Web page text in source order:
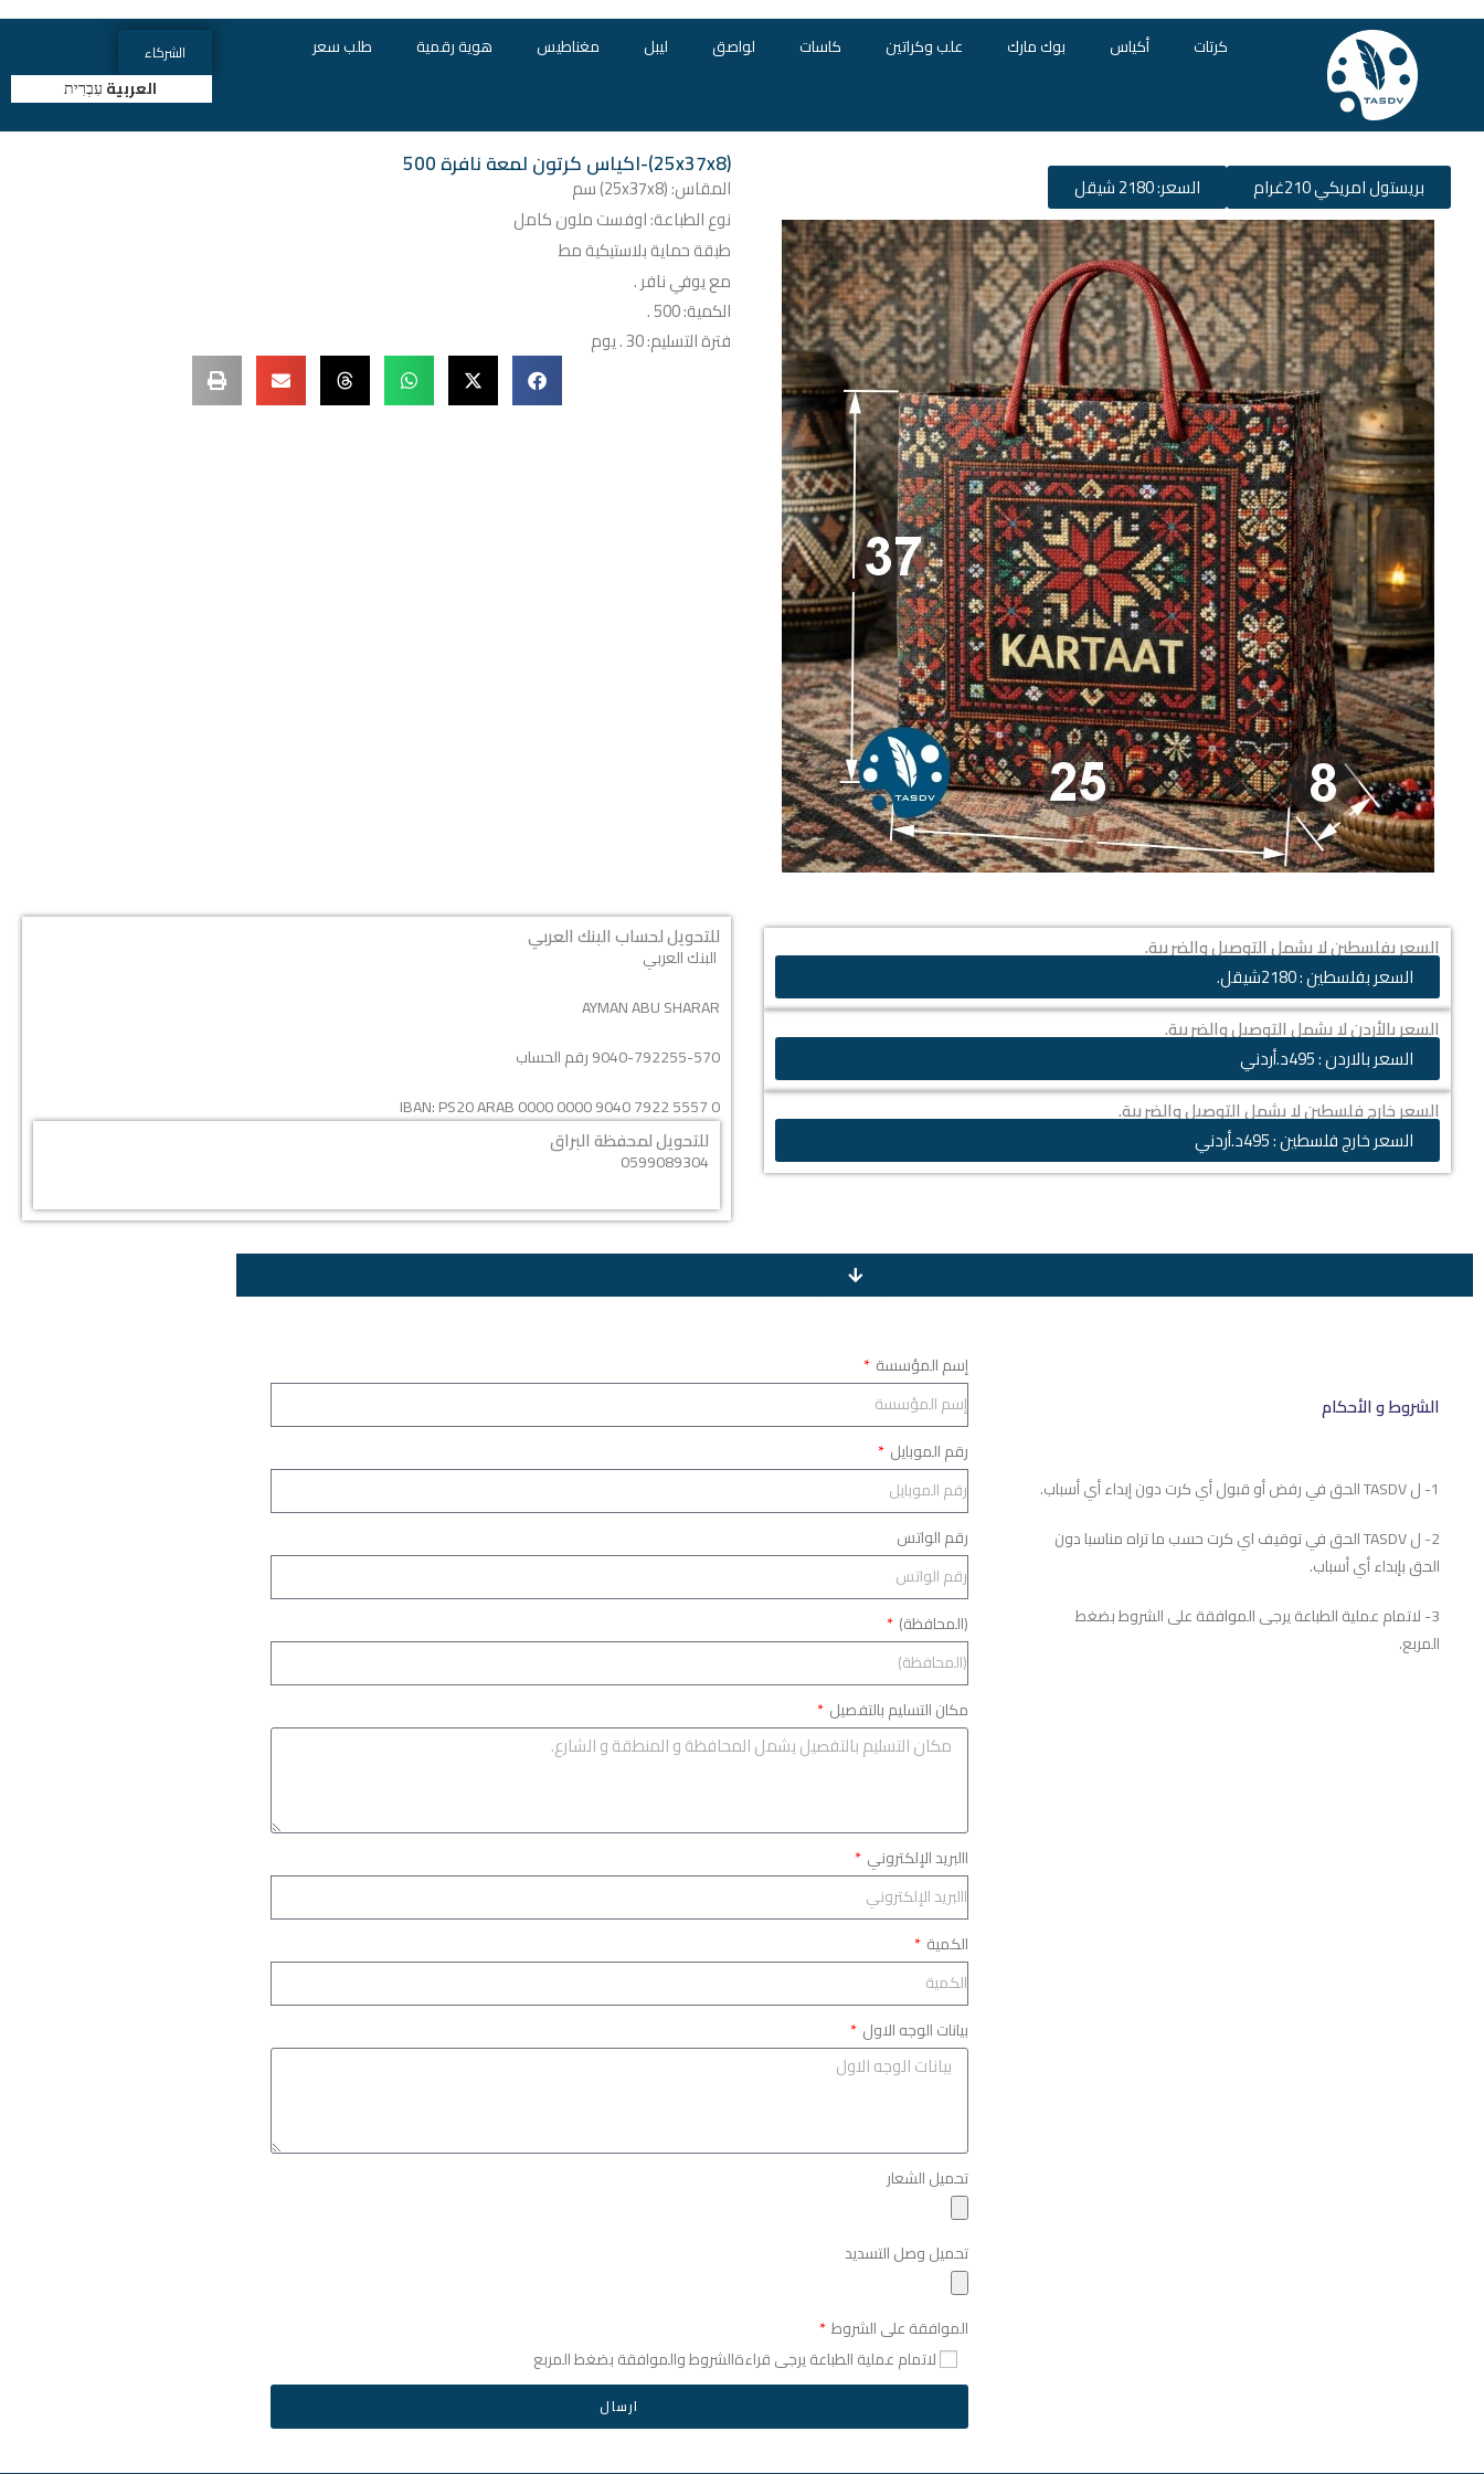
كرتات أكياس بوك مارك علب وكراتين كاسات لواصق ليبل مغناطيس هوية رقمية طلب سعر الشركاء
العربيةעִבְרִית
بريستول امريكي 210غرام السعر: 2180 شيقل
(25x37x8)-اكياس كرتون لمعة نافرة 500
المقاس: (25x37x8) سم
نوع الطباعة: اوفست ملون كامل
طبقة حماية بلاستيكية مط
مع يوفي نافر .
الكمية: 500 .
فترة التسليم: 30 . يوم
السعر بفلسطين لا يشمل التوصيل والضريبة.
السعر بفلسطين : 2180شيقل.
السعر بالأردن لا يشمل التوصيل والضريبة.
السعر بالاردن : 495د.أردني
السعر خارج فلسطين لا يشمل التوصيل والضريبة.
السعر خارج فلسطين : 495د.أردني
للتحويل لحساب البنك العربي
البنك العربي
AYMAN ABU SHARAR
9040-792255-570 رقم الحساب
IBAN:PS20 ARAB 0000 0000 9040 7922 5557 0
للتحويل لمحفظة البراق
0599089304
الشروط و الأحكام
1- ل TASDV الحق في رفض أو قبول أي كرت دون إبداء أي أسباب.
2- ل TASDV الحق في توقيف اي كرت حسب ما تراه مناسبا دون
الحق بإبداء أي أسباب.
3- لاتمام عملية الطباعة يرجى الموافقة على الشروط بضغط
المربع.
إسم المؤسسة
رقم الموبايل
رقم الواتس
(المحافظة)
مكان التسليم بالتفصيل
االبريد الإلكتروني
الكمية
بيانات الوجه الاول
تحميل الشعار
تحميل وصل التسديد
الموافقة على الشروط
لاتمام عملية الطباعة يرجى قراءةالشروط والموافقة بضغط المربع
ارسال